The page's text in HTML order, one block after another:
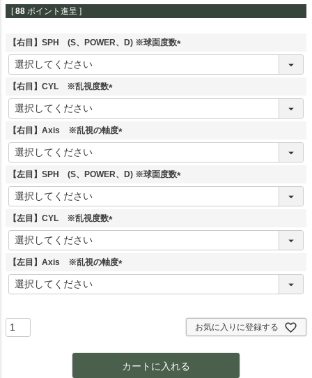
[ 88 ポイント進呈 ]
【右目】SPH (S、POWER、D) ※球面度数
(
【右目】CYL ※乱視度数
(
須
【右目】Axis ※乱視の軸度
(
須
【左目】SPH (S、POWER、D) ※球面度数
(
【左目】CYL ※乱視度数
(
須
【左目】Axis ※乱視の軸度
(
お気に入りに登録する
カートに入れる